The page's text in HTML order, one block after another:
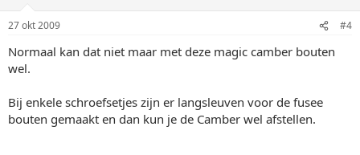
27 okt 2009 #4
Normaal kan dat niet maar met deze magic camber bouten
wel.
Bij enkele schroefsetjes zijn er langsleuven voor de fusee
bouten gemaakt en dan kun je de Camber wel afstellen.